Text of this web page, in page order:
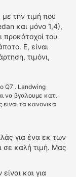
με την τιμή που
και μόνο 1,4),
προκάτοχοί του
Ε, είναι
τιμόνι,
Q7 . Landwing
να βγαλουμε κατι
ειναι τα κανονικα
για ένα εκ των
σε καλή τιμή. Μας
και για